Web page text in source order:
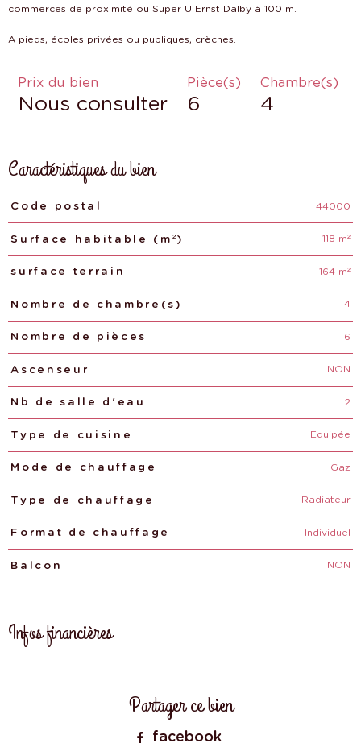
commerces de proximité ou Super U Ernst Dalby à 100 m.
Prix du bien
Nous consulter
Pièce(s)
6
Chambre(s)
4
Caractéristiques du bien
Caractéristiques Valeurs
Code postal 44000
Surface habitable (m²) 118 m²
surface terrain 164 m²
Nombre de chambre(s) 4
Nombre de pièces 6
Ascenseur NON
Nb de salle d'eau 2
Type de cuisine Equipée
Mode de chauffage Gaz
Type de chauffage Radiateur
Format de chauffage Individuel
Balcon NON
Infos financières
Partager ce bien
facebook